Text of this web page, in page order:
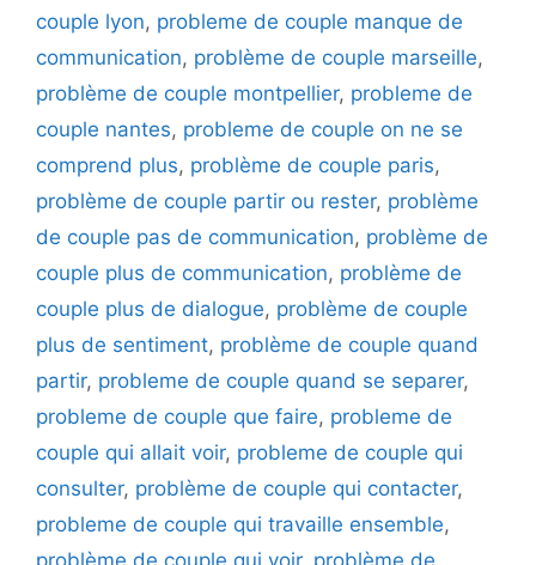
couple lyon, probleme de couple manque de
communication, problème de couple marseille,
problème de couple montpellier, probleme de
couple nantes, probleme de couple on ne se
comprend plus, problème de couple paris,
problème de couple partir ou rester, problème
de couple pas de communication, problème de
couple plus de communication, problème de
couple plus de dialogue, problème de couple
plus de sentiment, problème de couple quand
partir, probleme de couple quand se separer,
probleme de couple que faire, probleme de
couple qui allait voir, probleme de couple qui
consulter, problème de couple qui contacter,
probleme de couple qui travaille ensemble,
problème de couple qui voir, problème de